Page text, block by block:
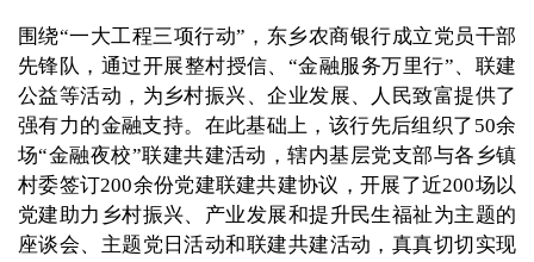
围绕“一大工程三项行动”，东乡农商银行成立党员干部
先锋队，通过开展整村授信、“金融服务万里行”、联建
公益等活动，为乡村振兴、企业发展、人民致富提供了
强有力的金融支持。在此基础上，该行先后组织了50余
场“金融夜校”联建共建活动，辖内基层党支部与各乡镇
村委签订200余份党建联建共建协议，开展了近200场以
党建助力乡村振兴、产业发展和提升民生福祉为主题的
座谈会、主题党日活动和联建共建活动，真真切切实现